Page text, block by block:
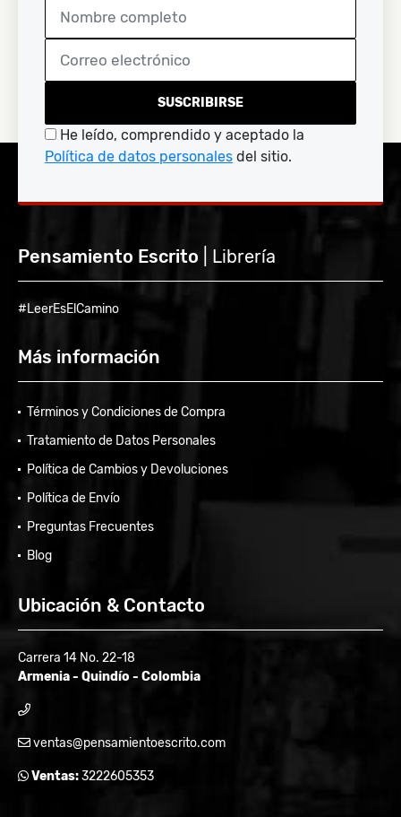
SUSCRIBIRSE
He leído, comprendido y aceptado la
Política de datos personales del sitio.
Pensamiento Escrito | Librería
#LeerEsElCamino
Más información
Términos y Condiciones de Compra
Tratamiento de Datos Personales
Política de Cambios y Devoluciones
Política de Envío
Preguntas Frecuentes
Blog
Ubicación & Contacto
Carrera 14 No. 22-18
Armenia - Quindío - Colombia
ventas@pensamientoescrito.com
Ventas:3222605353